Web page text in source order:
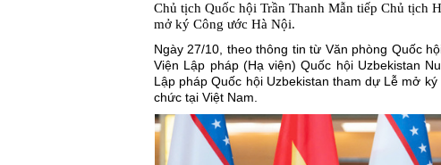
Thông Cáo
Chủ tịch Quốc hội Trần Thanh Mẫn tiếp Chủ tịch
mở ký Công ước Hà Nội.
Ngày 27/10, theo thông tin từ Văn phòng Quốc
Viện Lập pháp (Hạ viện) Quốc hội Uzbekistan
Lập pháp Quốc hội Uzbekistan tham dự Lễ mở
chức tại Việt Nam.